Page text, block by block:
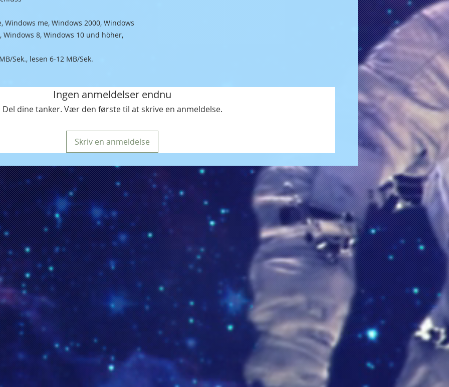
Windows me, Windows 2000, Windows
Windows 8, Windows 10 und höher,
Sek., lesen 6-12 MB/Sek.
Ingen anmeldelser endnu
Del dine tanker. Vær den første til at skrive en anmeldelse.
Skriv en anmeldelse